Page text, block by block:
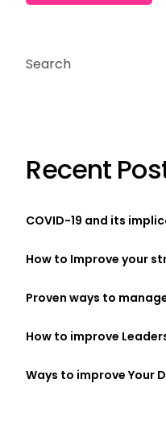
Search
Recent
COVID-19 and its
How to Improve your
Proven ways to
How to improve
Ways to improve Your